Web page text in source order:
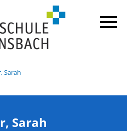
Sarah
Sarah